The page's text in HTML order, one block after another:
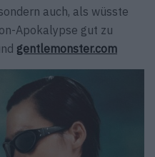
auch, als wüsste
Apokalypse gut zu
gentlemonster.com